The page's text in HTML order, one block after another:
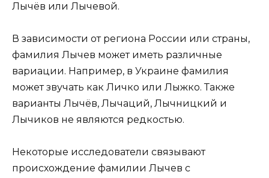
Лычёв или Лычевой.
В зависимости от региона России или страны,
фамилия Лычев может иметь различные
вариации. Например, в Украине фамилия
может звучать как Личко или Лыжко. Также
варианты Лычёв, Лычаций, Лычницкий и
Лычиков не являются редкостью.
Некоторые исследователи связывают
происхождение фамилии Лычев с